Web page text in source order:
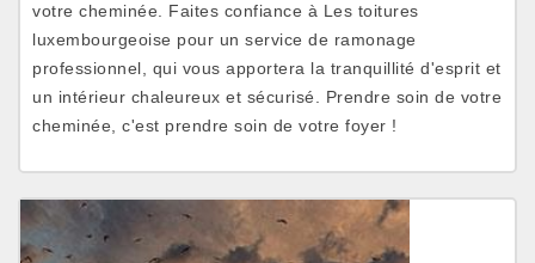
votre cheminée. Faites confiance à Les toitures
luxembourgeoise pour un service de ramonage
professionnel, qui vous apportera la tranquillité d'esprit et
un intérieur chaleureux et sécurisé. Prendre soin de votre
cheminée, c'est prendre soin de votre foyer !